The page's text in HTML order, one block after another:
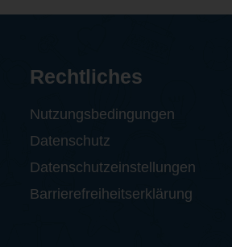
Rechtliches
Nutzungsbedingungen
Datenschutz
Datenschutzeinstellungen
Barrierefreiheitserklärung